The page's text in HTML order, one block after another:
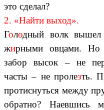
это сделал?
2. «Найти выход».
Голодный волк вышел
жирными овцами. Но
забор высок – не
часты – не пролезть.
протиснуться между
обратно? Наевшись